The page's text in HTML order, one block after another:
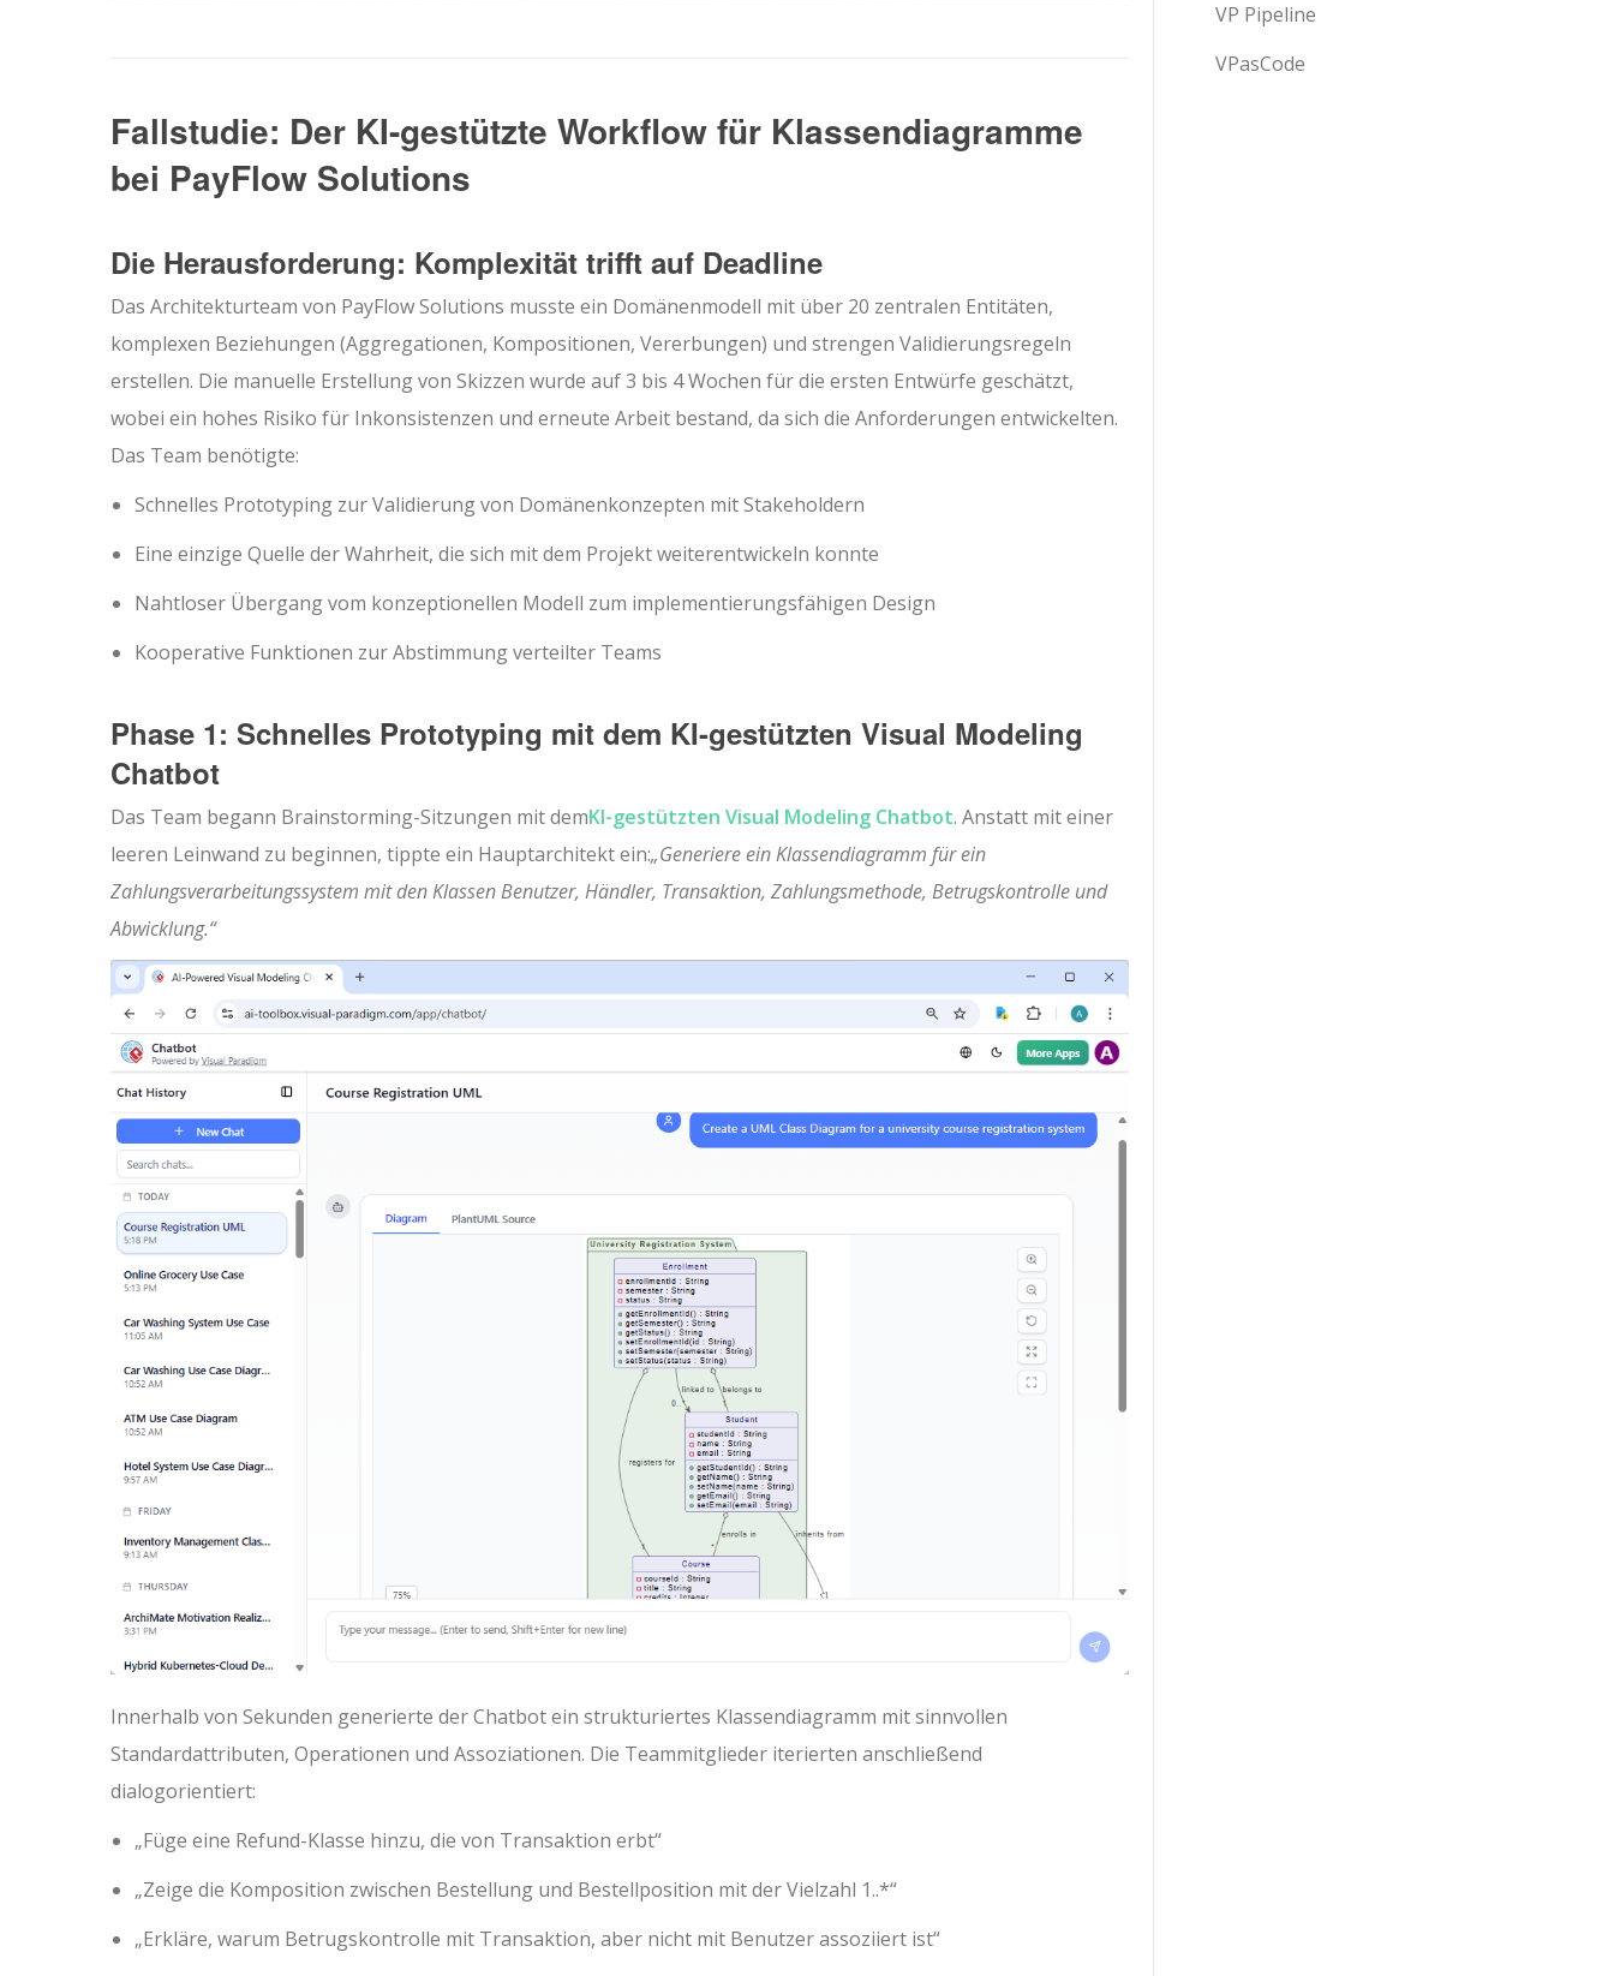
Fallstudie: Der KI-gestützte Workflow für Klassendiagramme
bei PayFlow Solutions
Die Herausforderung: Komplexität trifft auf Deadline
Das Architekturteam von PayFlow Solutions musste ein Domänenmodell mit über 20 zentralen Entitäten,
komplexen Beziehungen (Aggregationen, Kompositionen, Vererbungen) und strengen Validierungsregeln
erstellen. Die manuelle Erstellung von Skizzen wurde auf 3 bis 4 Wochen für die ersten Entwürfe geschätzt,
wobei ein hohes Risiko für Inkonsistenzen und erneute Arbeit bestand, da sich die Anforderungen entwickelten.
Das Team benötigte:
Schnelles Prototyping zur Validierung von Domänenkonzepten mit Stakeholdern
Eine einzige Quelle der Wahrheit, die sich mit dem Projekt weiterentwickeln konnte
Nahtloser Übergang vom konzeptionellen Modell zum implementierungsfähigen Design
Kooperative Funktionen zur Abstimmung verteilter Teams
Phase 1: Schnelles Prototyping mit dem KI-gestützten Visual Modeling
Chatbot
Das Team begann Brainstorming-Sitzungen mit demKI-gestützten Visual Modeling Chatbot. Anstatt mit einer
leeren Leinwand zu beginnen, tippte ein Hauptarchitekt ein:„Generiere ein Klassendiagramm für ein
Zahlungsverarbeitungssystem mit den Klassen Benutzer, Händler, Transaktion, Zahlungsmethode, Betrugskontrolle und
Abwicklung.“
Innerhalb von Sekunden generierte der Chatbot ein strukturiertes Klassendiagramm mit sinnvollen
Standardattributen, Operationen und Assoziationen. Die Teammitglieder iterierten anschließend
dialogorientiert:
„Füge eine Refund-Klasse hinzu, die von Transaktion erbt“
„Zeige die Komposition zwischen Bestellung und Bestellposition mit der Vielzahl 1..*“
„Erkläre, warum Betrugskontrolle mit Transaktion, aber nicht mit Benutzer assoziiert ist“
VP Pipeline
VPasCode